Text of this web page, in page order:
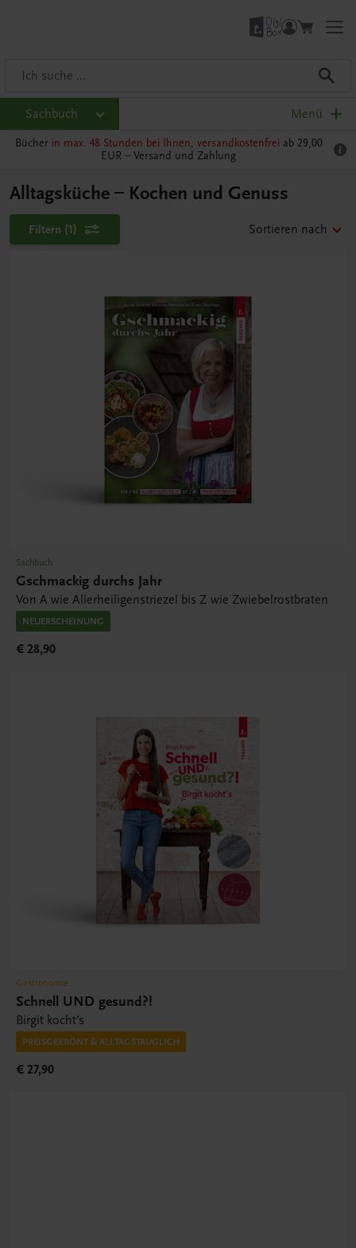
Sachbuch Menü
Bücher in max. 48 Stunden bei Ihnen, versandkostenfrei ab 29,00
EUR – Versand und Zahlung
Alltagsküche – Kochen und Genuss
Filtern (1) Sortieren nach
Sachbuch
Gschmackig durchs Jahr
Von A wie Allerheiligenstriezel bis Z wie Zwiebelrostbraten
NEUERSCHEINUNG
€ 28,90
Gastronomie
Schnell UND gesund?!
Birgit kocht’s
PREISGEKRÖNT & ALLTAGSTAUGLICH
€ 27,90